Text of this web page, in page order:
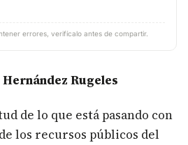
errores, verifícalo antes de compartir.
Rugeles
de lo que está pasando con
los recursos públicos del